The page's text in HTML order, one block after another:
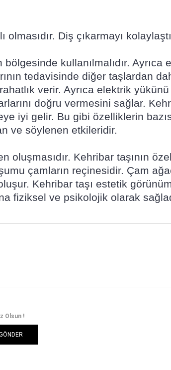
Diş çıkarmayı
kullanılmalıdır. Ayrıca
tedavisinde diğer taşlardan
verir. Ayrıca elektrik yükünü
doğru vermesini sağlar.
iyi gelir. Bu gibi özelliklerin
ve söylenen etkileridir.
oluşmasıdır. Kehribar taşının
çamların reçinesidir. Çam
Kehribar taşı estetik
fiziksel ve psikolojik olarak
Olsun !